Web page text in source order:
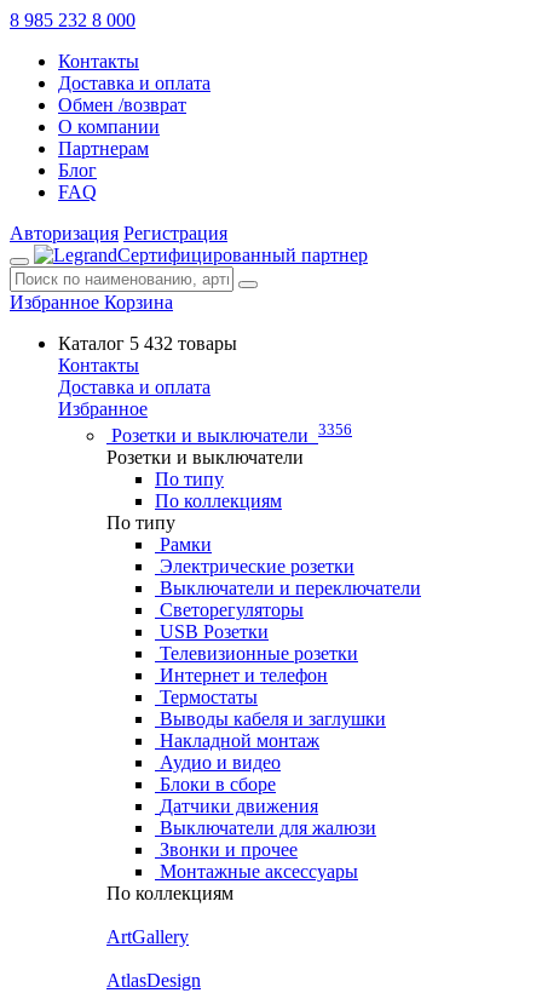
8 985 232 8 000
Контакты
Доставка и оплата
Обмен /возврат
О компании
Партнерам
Блог
FAQ
Авторизация Регистрация
Сертифицированный партнер
Избранное Корзина
Каталог 5 432 товары
Контакты
Доставка и оплата
Избранное
Розетки и выключатели 3356
Розетки и выключатели
По типу
По коллекциям
По типу
Рамки
Электрические розетки
Выключатели и переключатели
Светорегуляторы
USB Розетки
Телевизионные розетки
Интернет и телефон
Термостаты
Выводы кабеля и заглушки
Накладной монтаж
Аудио и видео
Блоки в сборе
Датчики движения
Выключатели для жалюзи
Звонки и прочее
Монтажные аксессуары
По коллекциям
ArtGallery
AtlasDesign